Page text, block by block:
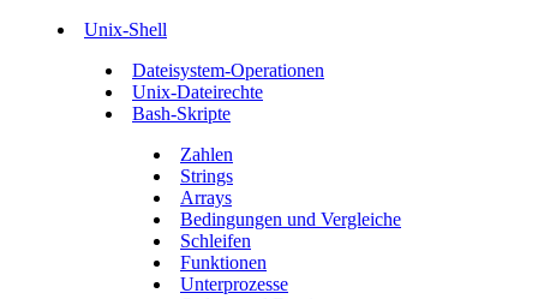
Unix-Shell
Dateisystem-Operationen
Unix-Dateirechte
Bash-Skripte
Zahlen
Strings
Arrays
Bedingungen und Vergleiche
Schleifen
Funktionen
Unterprozesse